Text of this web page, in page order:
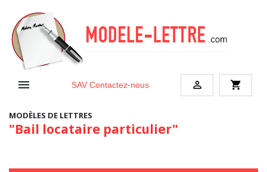
 SAV Contactez-nous  shopping_cart
MODÈLES DE LETTRES
"Bail locataire particulier"